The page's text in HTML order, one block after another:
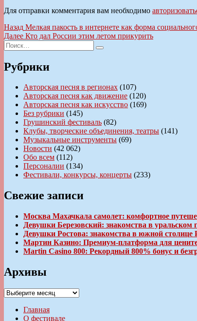
Для отправки комментария вам необходимо
Навигация
по
записям
Назад Предыдущая
запись:
Мелкая пакость в интернете как форма
Далее Следующая
Кто дал России этим летом прикурить
Искать:
Поиск
Рубрики
Авторская песня в регионах (107)
Авторская песня как движение (120)
Авторская песня как искусство (169)
Без рубрики (145)
Грушинский фестиваль (82)
Клубы, творческие объединения, театры (141)
Музыкальные инструменты (69)
Новости (42 062)
Обо всем (112)
Персоналии (134)
Фестивали, конкурсы, концерты (233)
Свежие записи
Москва Махачкала самолет: комфортное
Девушки Березовский: знакомства в
Девушки Ростова: знакомства в южной столице
Мартин Казино: Премиум-платформа для
Martin Casino 800: Рекордный 800% бонус и
Архивы
Архивы
Главная
О фестивале